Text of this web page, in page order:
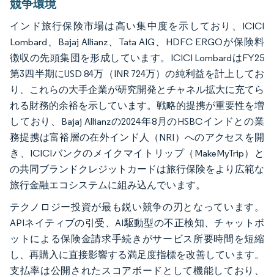
競争環境
インド旅行保険市場は高い集中度を示しており、ICICI
Lombard、Bajaj Allianz、Tata AIG、HDFC ERGOが保険料
徴収の先頭集団を形成しています。ICICI LombardはFY25
第3四半期にUSD 84万（INR 724万）の純利益を計上してお
り、これらの大手企業が研究開発とチャネル拡大に充てら
れる財務的余裕を示しています。戦略的提携が重要性を増
しており、Bajaj Allianzの2024年8月のHSBCインドとの業
務提携は富裕層の在外インド人（NRI）へのアクセスを開
き、ICICIバンクのメイクマイトリップ（MakeMyTrip）と
の共同ブランドクレジットカードは旅行保険をより広範な
旅行金融エコシステムに組み込んでいます。
テクノロジー投資が最も鋭い競争の刃となっています。
APIネイティブの引受、AI駆動型の不正検知、チャットボ
ットによる保険金請求手続きがサービス所要時間を短縮
し、再購入に直接影響する満足度指標を改善しています。
支払率は公開されたスコアボードとして機能しており、